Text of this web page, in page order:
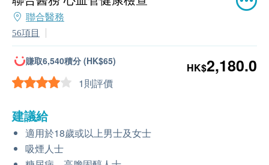
聯合醫務
56項目
賺取6,540積分 (HK$65)
1則評價
HK$2,180.0
建議給
適用於18歲或以上男士及女士
吸煙人士